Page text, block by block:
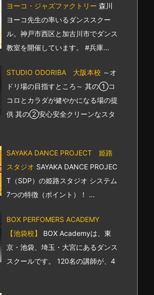
ヨーコ・ジャズファクトリー 森川
ヨーコ先生の率いるダンススクー
ル。神戸市西区と加古川市でダンス
教室を開催しています。 #兵庫...
STUDIO ODORIBA 大阪本校 ～オ
ドリ場の目指すところ～ 其の①コ
コロとカラダが健やかになる場の提
供 其の②安心安全クリーンなスタ
SAYAKA DANCE PROJECT 姫路
スタジオ SAYAKA DANCE PROJEC
T（SDP）の姫路スタジオ システム
7つの特徴（ポイント）！ ...
BOX PERFOMERS ACADEMY
【池袋校】
BOX Academyは、東
京・池袋、埼玉・大宮にあるダンス
スクールです。 120名の講師が、4